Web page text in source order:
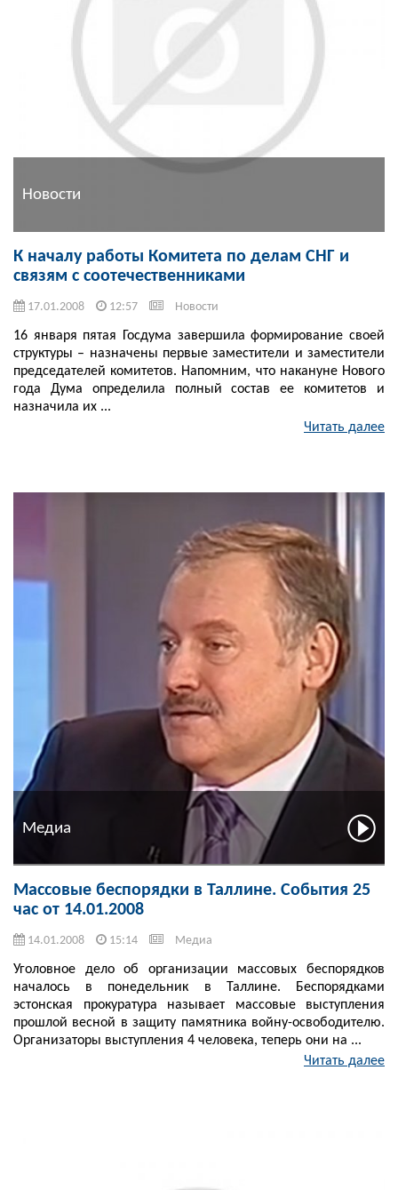
Новости
К началу работы Комитета по делам СНГ и
связям с соотечественниками
17.01.2008 12:57 Новости
16 января пятая Госдума завершила формирование своей
структуры – назначены первые заместители и заместители
председателей комитетов. Напомним, что накануне Нового
года Дума определила полный состав ее комитетов и
назначила их ...
Читать далее
Медиа
Массовые беспорядки в Таллине. События 25
час от 14.01.2008
14.01.2008 15:14 Медиа
Уголовное дело об организации массовых беспорядков
началось в понедельник в Таллине. Беспорядками
эстонская прокуратура называет массовые выступления
прошлой весной в защиту памятника войну-освободителю.
Организаторы выступления 4 человека, теперь они на ...
Читать далее